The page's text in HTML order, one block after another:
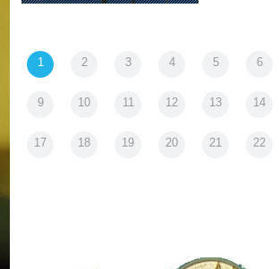
1 2 3 4 5 6
9 10 11 12 13 14
17 18 19 20 21 22